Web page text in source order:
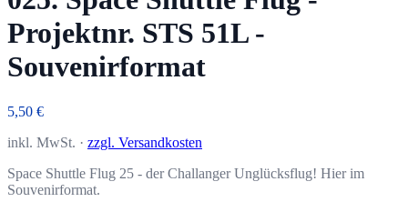
Projektnr. STS 51L -
Souvenirformat
5,50 €
inkl. MwSt. · zzgl. Versandkosten
Space Shuttle Flug 25 - der Challanger Unglücksflug! Hier im
Souvenirformat.